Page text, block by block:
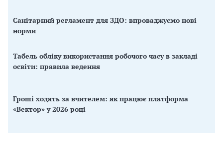
Санітарний регламент для ЗДО: впроваджуємо нові
норми
Табель обліку використання робочого часу в закладі
освіти: правила ведення
Гроші ходять за вчителем: як працює платформа
«Вектор» у 2026 році